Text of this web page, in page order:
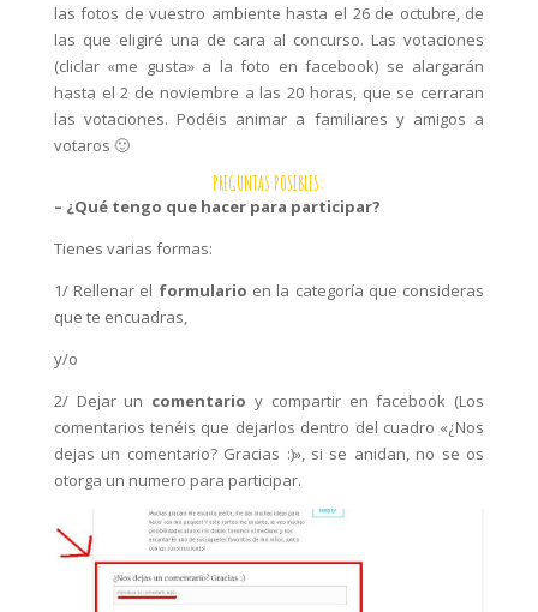
las fotos de vuestro ambiente hasta el 26 de octubre, de
las que eligiré una de cara al concurso. Las votaciones
(cliclar «me gusta» a la foto en facebook) se alargarán
hasta el 2 de noviembre a las 20 horas, que se cerraran
las votaciones. Podéis animar a familiares y amigos a
votaros 🙂
PREGUNTAS POSIBLES:
– ¿Qué tengo que hacer para participar?
Tienes varias formas:
1/ Rellenar el formulario en la categoría que consideras
que te encuadras,
y/o
2/ Dejar un comentario y compartir en facebook (Los
comentarios tenéis que dejarlos dentro del cuadro «¿Nos
dejas un comentario? Gracias :)», si se anidan, no se os
otorga un numero para participar.